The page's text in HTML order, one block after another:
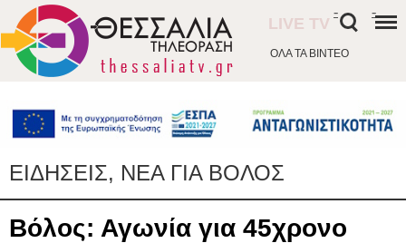
ΟΛΑ ΤΑ ΒΙΝΤΕΟ
LIVE TV
- -
ΕΙΔΗΣΕΙΣ, ΝΕΑ ΓΙΑ ΒΟΛΟΣ
Βόλος: Αγωνία για 45χρονο